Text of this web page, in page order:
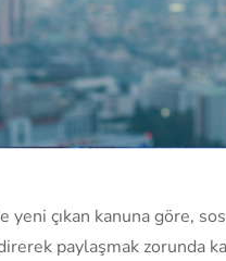
yeni çıkan kanuna göre,
paylaşmak zorunda